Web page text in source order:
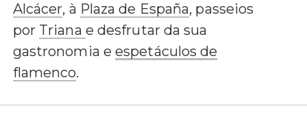
Alcácer, à Plaza de España, passeios
por Triana e desfrutar da sua
gastronomia eespetáculos de
flamenco.